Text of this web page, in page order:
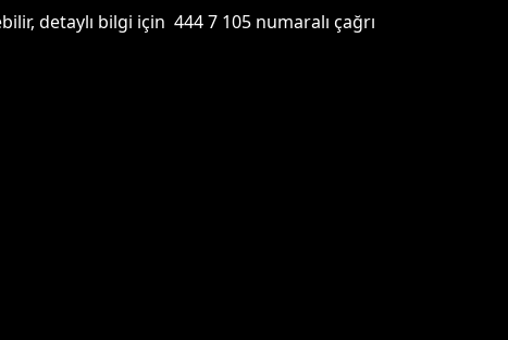
detaylı bilgi için 444 7 105 numaralı çağrı